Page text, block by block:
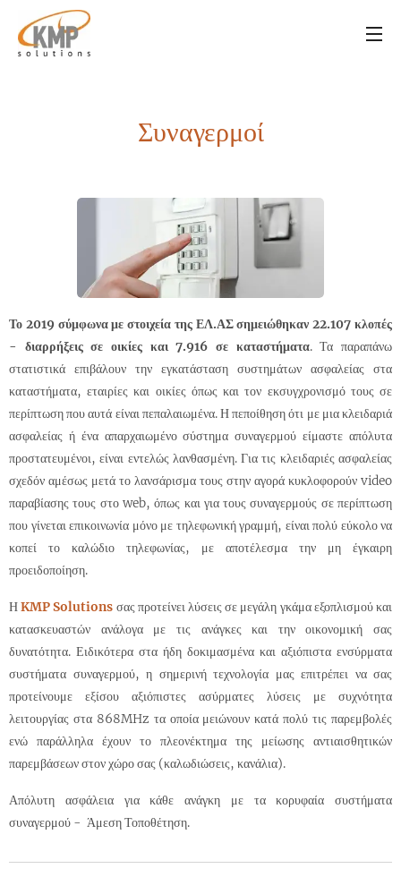
Συναγερμοί
Το 2019 σύμφωνα με στοιχεία της ΕΛ.ΑΣ σημειώθηκαν 22.107 κλοπές
- διαρρήξεις σε οικίες και 7.916 σε καταστήματα. Τα παραπάνω
στατιστικά επιβάλουν την εγκατάσταση συστημάτων ασφαλείας στα
καταστήματα, εταιρίες και οικίες όπως και τον εκσυγχρονισμό τους σε
περίπτωση που αυτά είναι πεπαλαιωμένα. Η πεποίθηση ότι με μια κλειδαριά
ασφαλείας ή ένα απαρχαιωμένο σύστημα συναγερμού είμαστε απόλυτα
προστατευμένοι, είναι εντελώς λανθασμένη. Για τις κλειδαριές ασφαλείας
σχεδόν αμέσως μετά το λανσάρισμα τους στην αγορά κυκλοφορούν video
παραβίασης τους στο web, όπως και για τους συναγερμούς σε περίπτωση
που γίνεται επικοινωνία μόνο με τηλεφωνική γραμμή, είναι πολύ εύκολο να
κοπεί το καλώδιο τηλεφωνίας, με αποτέλεσμα την μη έγκαιρη
προειδοποίηση.
ΗKMP Solutions σας προτείνει λύσεις σε μεγάλη γκάμα εξοπλισμού και
κατασκευαστών ανάλογα με τις ανάγκες και την οικονομική σας
δυνατότητα. Ειδικότερα στα ήδη δοκιμασμένα και αξιόπιστα ενσύρματα
συστήματα συναγερμού, η σημερινή τεχνολογία μας επιτρέπει να σας
προτείνουμε εξίσου αξιόπιστες ασύρματες λύσεις με συχνότητα
λειτουργίας στα 868MHz τα οποία μειώνουν κατά πολύ τις παρεμβολές
ενώ παράλληλα έχουν το πλεονέκτημα της μείωσης αντιαισθητικών
παρεμβάσεων στον χώρο σας (καλωδιώσεις, κανάλια).
Απόλυτη ασφάλεια για κάθε ανάγκη με τα κορυφαία συστήματα
συναγερμού - Άμεση Τοποθέτηση.